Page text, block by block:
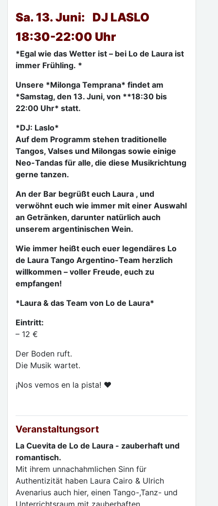
Sa. 13. Juni: DJ LASLO
18:30-22:00 Uhr
*Egal wie das Wetter ist – bei Lo de Laura ist
immer Frühling. *
Unsere *Milonga Temprana* findet am
*Samstag, den 13. Juni, von **18:30 bis
22:00 Uhr* statt.
*DJ: Laslo*
Auf dem Programm stehen traditionelle
Tangos, Valses und Milongas sowie einige
Neo-Tandas für alle, die diese Musikrichtung
gerne tanzen.
An der Bar begrüßt euch Laura , und
verwöhnt euch wie immer mit einer Auswahl
an Getränken, darunter natürlich auch
unserem argentinischen Wein.
Wie immer heißt euch euer legendäres Lo
de Laura Tango Argentino-Team herzlich
willkommen – voller Freude, euch zu
empfangen!
*Laura & das Team von Lo de Laura*
Eintritt:
– 12 €
Der Boden ruft.
Die Musik wartet.
¡Nos vemos en la pista! ♥️
Veranstaltungsort
La Cuevita de Lo de Laura - zauberhaft und
romantisch.
Mit ihrem unnachahmlichen Sinn für
Authentizität haben Laura Cairo & Ulrich
Avenarius auch hier, einen Tango-,Tanz- und
Unterrichtsraum mit zauberhaften